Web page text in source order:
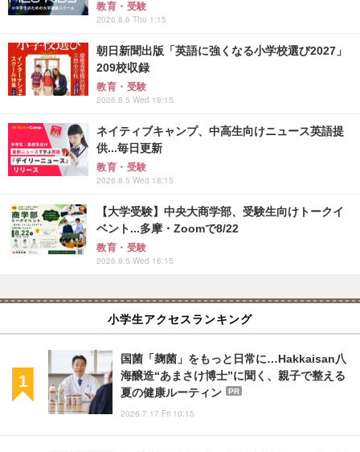
教育・受験
2026.8.6 Thu 1:15
朝日新聞出版「英語に強くなる小学校選び2027」
209校収録
教育・受験
2026.8.5 Wed 19:15
ネイティブキャンプ、中高生向けニュース英語提
供...毎日更新
教育・受験
2026.8.5 Wed 18:15
【大学受験】中央大商学部、受験生向けトークイ
ベント...多摩・Zoomで8/22
教育・受験
2026.8.5 Wed 16:15
小学生アクセスランキング
国菌「麹菌」をもっと日常に…Hakkaisan八
海醸造“あまさけ博士”に聞く、親子で整える
夏の健康ルーティン
PR
2026.7.17 Fri 10:15